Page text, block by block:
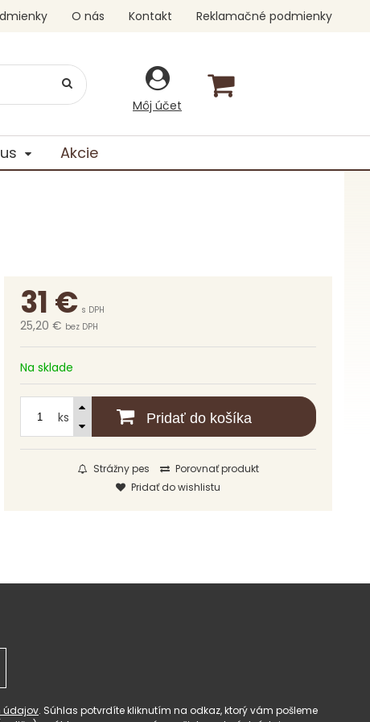
Môj účet
O nás Kontakt Reklamačné podmienky
Akcie
31 € s DPH
25,20 € bez DPH
Na sklade
ks Pridať do košíka
Strážny pes
Porovnať produkt
Pridať do wishlistu
údajov. Súhlas potvrdíte kliknutím na odkaz, ktorý vám pošleme